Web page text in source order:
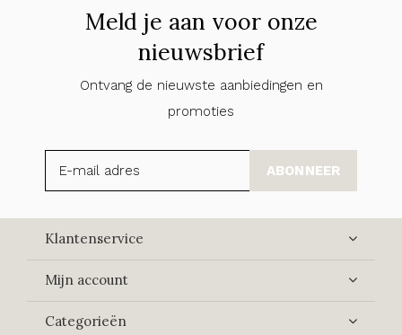
Meld je aan voor onze
nieuwsbrief
Ontvang de nieuwste aanbiedingen en
promoties
ABONNEER
Klantenservice
Mijn account
Categorieën